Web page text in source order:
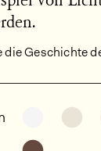
die Geschichte